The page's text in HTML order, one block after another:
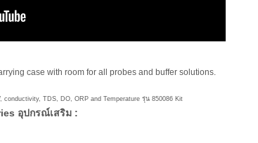
case with room for all probes and buffer solutions.
อุปกรณ์เสริม :